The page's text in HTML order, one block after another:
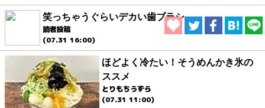
笑っちゃうぐらいデカい歯ブラシ
読者投稿
(07.31 16:00)
ほどよく冷たい！そうめんかき氷の
ススメ
とりもちうずら
(07.31 11:00)